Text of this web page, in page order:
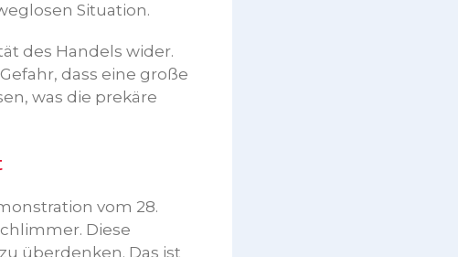
Situation.
des Handels wider.
dass eine große
was die prekäre
vom 28.
Diese
überdenken. Das ist